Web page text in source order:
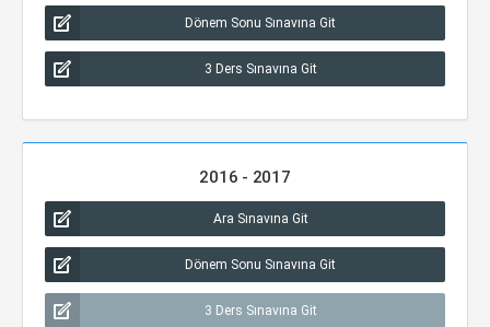
Dönem Sonu Sınavına Git
3 Ders Sınavına Git
2016 - 2017
Ara Sınavına Git
Dönem Sonu Sınavına Git
3 Ders Sınavına Git